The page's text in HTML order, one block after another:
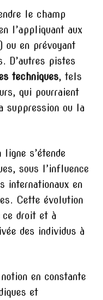
le champ
l’appliquant aux
ou en prévoyant
D’autres pistes
techniques, tels
qui pourraient
suppression ou la
s’étende
sous l’influence
internationaux en
Cette évolution
ce droit et à
des individus à
en constante
et